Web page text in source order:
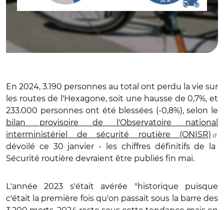
En 2024, 3.190 personnes au total ont perdu la vie sur
les routes de l'Hexagone, soit une hausse de 0,7%, et
233.000 personnes ont été blessées (-0,8%), selon le
bilan provisoire de l'Observatoire national
interministériel de sécurité routière (ONISR)
dévoilé ce 30 janvier - les chiffres définitifs de la
Sécurité routière devraient être publiés fin mai.
L'année 2023 s'était avérée "historique puisque
c'était la première fois qu'on passait sous la barre des